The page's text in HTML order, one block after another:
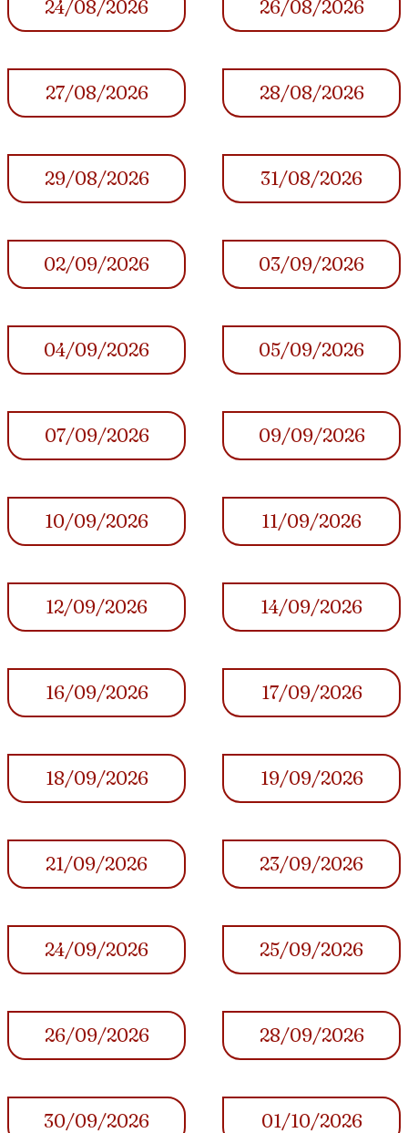
24/08/2026 26/08/2026
27/08/2026 28/08/2026
29/08/2026 31/08/2026
02/09/2026 03/09/2026
04/09/2026 05/09/2026
07/09/2026 09/09/2026
10/09/2026 11/09/2026
12/09/2026 14/09/2026
16/09/2026 17/09/2026
18/09/2026 19/09/2026
21/09/2026 23/09/2026
24/09/2026 25/09/2026
26/09/2026 28/09/2026
30/09/2026 01/10/2026